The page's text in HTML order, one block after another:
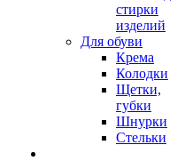
стирки
изделий
Для обуви
Крема
Колодки
Щетки,
губки
Шнурки
Стельки